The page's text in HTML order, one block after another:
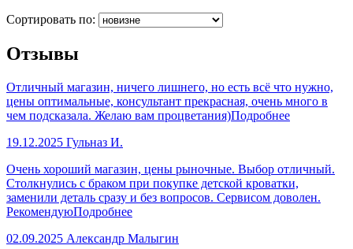
Сортировать по:
Отзывы
Отличный магазин, ничего лишнего, но есть всё что нужно,
цены оптимальные, консультант прекрасная, очень много в
чем подсказала. Желаю вам процветания)Подробнее
19.12.2025 Гульназ И.
Очень хороший магазин, цены рыночные. Выбор отличный.
Столкнулись с браком при покупке детской кроватки,
заменили деталь сразу и без вопросов. Сервисом доволен.
РекомендуюПодробнее
02.09.2025 Александр Малыгин